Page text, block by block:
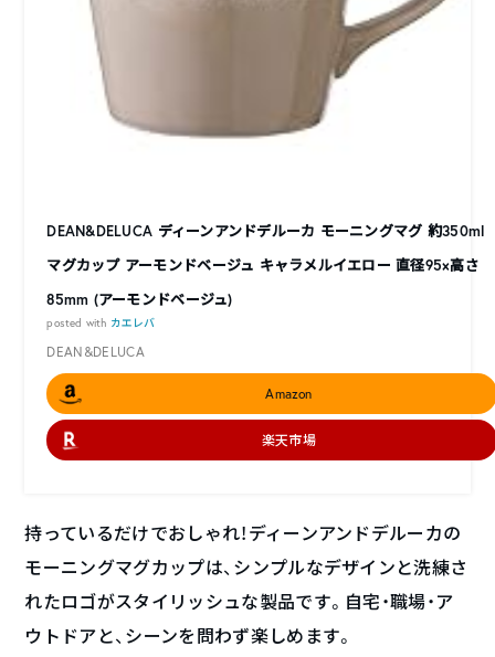
DEAN&DELUCA ディーンアンドデルーカ モーニングマグ 約350ml
マグカップ アーモンドベージュ キャラメルイエロー 直径95×高さ
85mm (アーモンドベージュ)
posted with カエレバ
DEAN&DELUCA
Amazon
楽天市場
持っているだけでおしゃれ！ディーンアンドデルーカの
モーニングマグカップは、シンプルなデザインと洗練さ
れたロゴがスタイリッシュな製品です。自宅・職場・ア
ウトドアと、シーンを問わず楽しめます。